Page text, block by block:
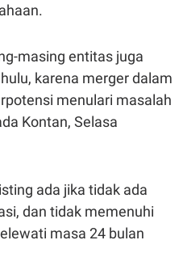
masing entitas juga
karena merger dalam
menulari masalah
Kontan, Selasa
ada jika tidak ada
dan tidak memenuhi
masa 24 bulan